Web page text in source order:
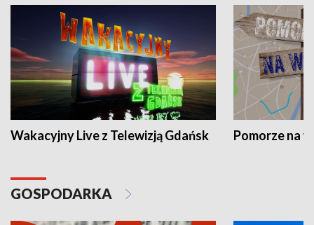
Wakacyjny Live z Telewizją Gdańsk Pomorze na
GOSPODARKA